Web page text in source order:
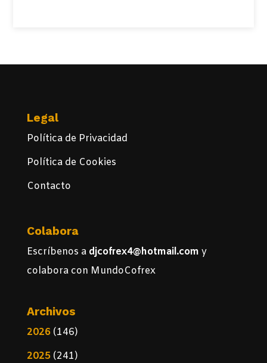
Legal
Política de Privacidad
Política de Cookies
Contacto
Colabora
Escríbenos a djcofrex4@hotmail.com y
colabora con MundoCofrex
Archivos
2026(146)
2025(241)